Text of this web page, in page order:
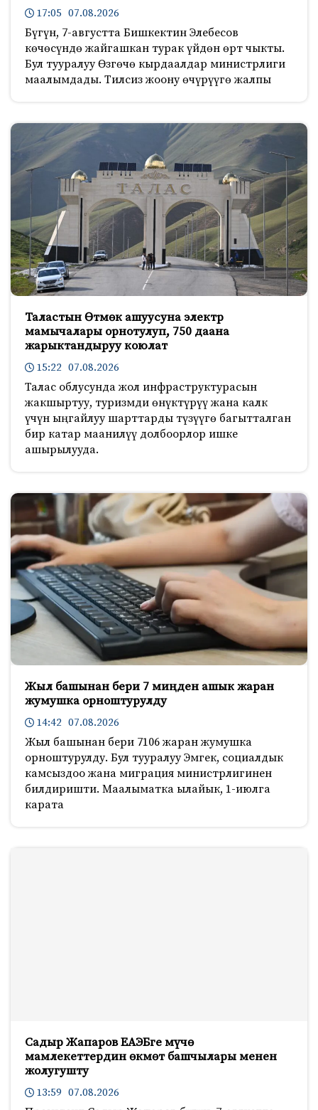
17:05 07.08.2026
Бүгүн, 7-августта Бишкектин Элебесов
көчөсүндө жайгашкан турак үйдөн өрт чыкты.
Бул тууралуу Өзгөчө кырдаалдар министрлиги
маалымдады. Тилсиз жоону өчүрүүгө жалпы
Таластын Өтмөк ашуусуна электр
мамычалары орнотулуп, 750 даана
жарыктандыруу коюлат
15:22 07.08.2026
Талас облусунда жол инфраструктурасын
жакшыртуу, туризмди өнүктүрүү жана калк
үчүн ыңгайлуу шарттарды түзүүгө багытталган
бир катар маанилүү долбоорлор ишке
ашырылууда.
Жыл башынан бери 7 миңден ашык жаран
жумушка орноштурулду
14:42 07.08.2026
Жыл башынан бери 7106 жаран жумушка
орноштурулду. Бул тууралуу Эмгек, социалдык
камсыздоо жана миграция министрлигинен
билдиришти. Маалыматка ылайык, 1-июлга
карата
Садыр Жапаров ЕАЭБге мүчө
мамлекеттердин өкмөт башчылары менен
жолугушту
13:59 07.08.2026